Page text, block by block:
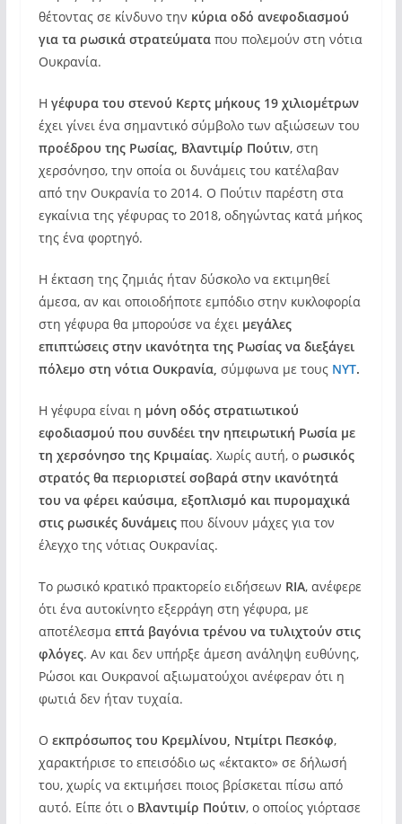
θέτοντας σε κίνδυνο την κύρια οδό ανεφοδιασμού
για τα ρωσικά στρατεύματαπου πολεμούν στη νότια
Ουκρανία.
Η γέφυρα του στενού Κερτς μήκους 19 χιλιομέτρων
έχει γίνει ένα σημαντικό σύμβολο των αξιώσεων του
προέδρου της Ρωσίας, Βλαντιμίρ Πούτιν, στη
χερσόνησο, την οποία οι δυνάμεις του κατέλαβαν
από την Ουκρανία το 2014. Ο Πούτιν παρέστη στα
εγκαίνια της γέφυρας το 2018, οδηγώντας κατά μήκος
της ένα φορτηγό.
Η έκταση της ζημιάς ήταν δύσκολο να εκτιμηθεί
άμεσα, αν και οποιοδήποτε εμπόδιο στην κυκλοφορία
στη γέφυρα θα μπορούσε να έχει μεγάλες
επιπτώσεις στην ικανότητα της Ρωσίας να διεξάγει
πόλεμο στη νότια Ουκρανία, σύμφωνα με τους ΝΥΤ.
Η γέφυρα είναι η μόνη οδός στρατιωτικού
εφοδιασμού που συνδέει την ηπειρωτική Ρωσία με
τη χερσόνησο της Κριμαίας. Χωρίς αυτή, ο ρωσικός
στρατός θα περιοριστεί σοβαρά στην ικανότητά
του να φέρει καύσιμα, εξοπλισμό και πυρομαχικά
στις ρωσικές δυνάμειςπου δίνουν μάχες για τον
έλεγχο της νότιας Ουκρανίας.
Το ρωσικό κρατικό πρακτορείο ειδήσεων RIA, ανέφερε
ότι ένα αυτοκίνητο εξερράγη στη γέφυρα, με
αποτέλεσμα επτά βαγόνια τρένου να τυλιχτούν στις
φλόγες. Αν και δεν υπήρξε άμεση ανάληψη ευθύνης,
Ρώσοι και Ουκρανοί αξιωματούχοι ανέφεραν ότι η
φωτιά δεν ήταν τυχαία.
Ο εκπρόσωπος του Κρεμλίνου, Ντμίτρι Πεσκόφ,
χαρακτήρισε το επεισόδιο ως «έκτακτο» σε δήλωσή
του, χωρίς να εκτιμήσει ποιος βρίσκεται πίσω από
αυτό. Είπε ότι ο Βλαντιμίρ Πούτιν, ο οποίος γιόρτασε